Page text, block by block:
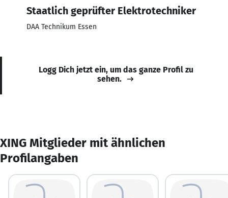
Staatlich geprüfter Elektrotechniker
DAA Technikum Essen
Logg Dich jetzt ein, um das ganze Profil zu
sehen.
XING Mitglieder mit ähnlichen
Profilangaben